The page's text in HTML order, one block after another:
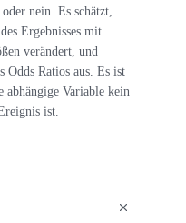
nein. Es schätzt,
Ergebnisses mit
verändert, und
Odds Ratios aus. Es ist
abhängige Variable kein
ist.